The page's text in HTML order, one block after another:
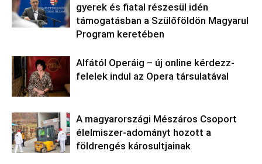
gyerek és fiatal részesül idén
támogatásban a Szülőföldön Magyarul
Program keretében
Alfától Operáig – új online kérdezz-
felelek indul az Opera társulatával
A magyarországi Mészáros Csoport
élelmiszer-adományt hozott a
földrengés károsultjainak